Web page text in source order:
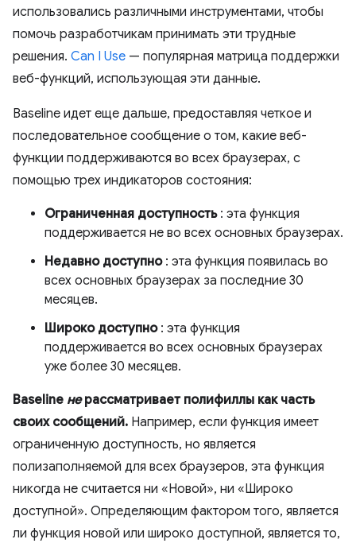
использовались различными инструментами, чтобы
помочь разработчикам принимать эти трудные
решения. Can I Use — популярная матрица поддержки
веб-функций, использующая эти данные.
Baseline идет еще дальше, предоставляя четкое и
последовательное сообщение о том, какие веб-
функции поддерживаются во всех браузерах, с
помощью трех индикаторов состояния:
Ограниченная доступность: эта функция
поддерживается не во всех основных браузерах.
Недавно доступно: эта функция появилась во
всех основных браузерах за последние 30
месяцев.
Широко доступно: эта функция
поддерживается во всех основных браузерах
уже более 30 месяцев.
Baseline нерассматривает полифиллы как часть
своих сообщений. Например, если функция имеет
ограниченную доступность, но является
полизаполняемой для всех браузеров, эта функция
никогда не считается ни «Новой», ни «Широко
доступной». Определяющим фактором того, является
ли функция новой или широко доступной, является то,